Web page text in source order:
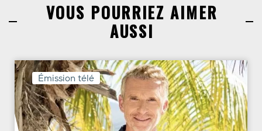
VOUS POURRIEZ AIMER
AUSSI
Émission télé